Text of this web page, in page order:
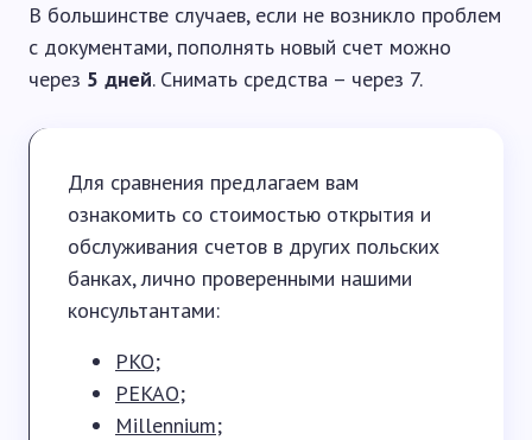
В большинстве случаев, если не возникло проблем
с документами, пополнять новый счет можно
через 5 дней. Снимать средства – через 7.
Для сравнения предлагаем вам
ознакомить со стоимостью открытия и
обслуживания счетов в других польских
банках, лично проверенными нашими
консультантами:
PKO;
PEKAO;
Millennium;